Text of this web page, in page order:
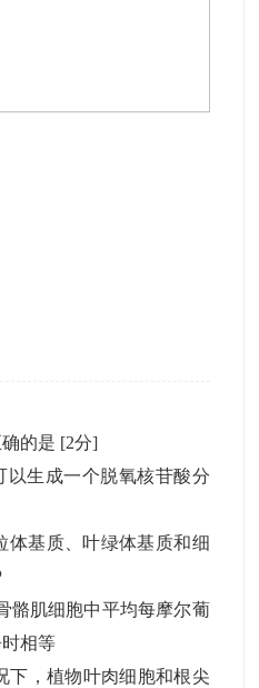
的是 [2分]
以生成一个脱氧核苷酸分
体基质、叶绿体基质和细
骼肌细胞中平均每摩尔葡
相等
下，植物叶肉细胞和根尖